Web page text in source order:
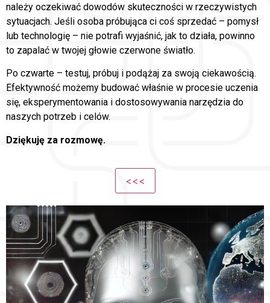
należy oczekiwać dowodów skuteczności w rzeczywistych
sytuacjach. Jeśli osoba próbująca ci coś sprzedać – pomysł
lub technologię – nie potrafi wyjaśnić, jak to działa, powinno
to zapalać w twojej głowie czerwone światło.
Po czwarte – testuj, próbuj i podążaj za swoją ciekawością.
Efektywność możemy budować właśnie w procesie uczenia
się, eksperymentowania i dostosowywania narzędzia do
naszych potrzeb i celów.
Dziękuję za rozmowę.